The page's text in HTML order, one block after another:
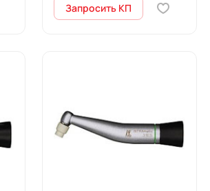
Запросить КП